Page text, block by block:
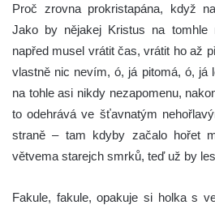
Proč zrovna prokristapána, když
Jako by nějakej Kristus na
napřed musel vrátit čas, vrátit ho až
vlastně nic nevím, ó, já pitomá, ó, já
na tohle asi nikdy nezapomenu,
to odehrává ve šťavnatým
straně – tam kdyby začalo hořet
větvema starejch smrků, teď už by
Fakule, fakule, opakuje si holka s